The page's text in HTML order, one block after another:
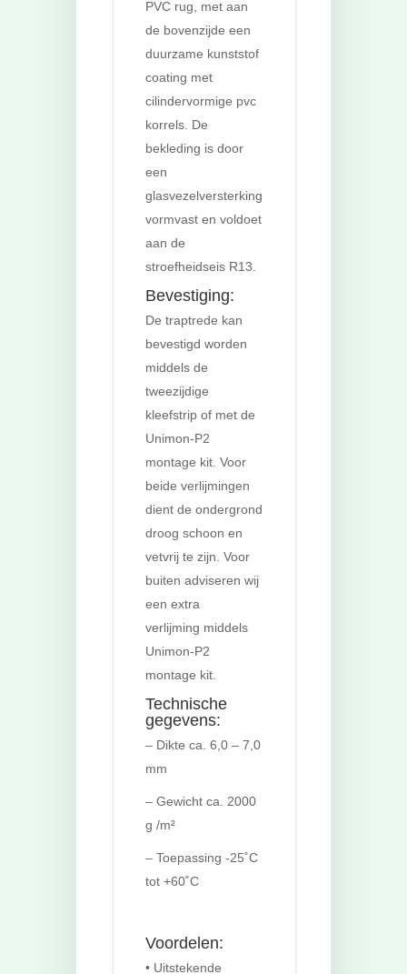
PVC rug, met aan
de bovenzijde een
duurzame kunststof
coating met
cilindervormige pvc
korrels. De
bekleding is door
een
glasvezelversterking
vormvast en voldoet
aan de
stroefheidseis R13.
Bevestiging:
De traptrede kan
bevestigd worden
middels de
tweezijdige
kleefstrip of met de
Unimon-P2
montage kit. Voor
beide verlijmingen
dient de ondergrond
droog schoon en
vetvrij te zijn. Voor
buiten adviseren wij
een extra
verlijming middels
Unimon-P2
montage kit.
Technische
gegevens:
– Dikte ca. 6,0 – 7,0
mm
– Gewicht ca. 2000
g /m²
– Toepassing -25˚C
tot +60˚C
Voordelen:
• Uitstekende